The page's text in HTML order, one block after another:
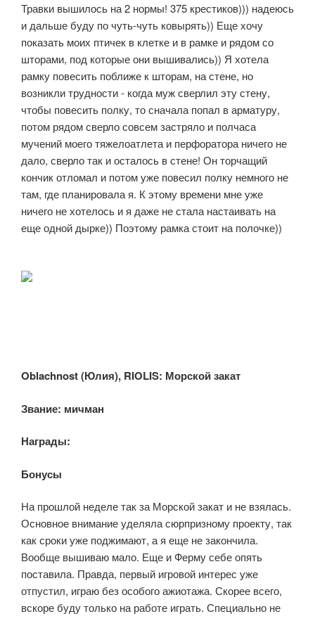
Травки вышилось на 2 нормы! 375 крестиков))) надеюсь
и дальше буду по чуть-чуть ковырять)) Еще хочу
показать моих птичек в клетке и в рамке и рядом со
шторами, под которые они вышивались)) Я хотела
рамку повесить поближе к шторам, на стене, но
возникли трудности - когда муж сверлил эту стену,
чтобы повесить полку, то сначала попал в арматуру,
потом рядом сверло совсем застряло и полчаса
мучений моего тяжелоатлета и перфоратора ничего не
дало, сверло так и осталось в стене! Он торчащий
кончик отломал и потом уже повесил полку немного не
там, где планировала я. К этому времени мне уже
ничего не хотелось и я даже не стала настаивать на
еще одной дырке)) Поэтому рамка стоит на полочке))
Oblachnost (Юлия), RIOLIS: Морской закат
Звание: мичман
Награды:
Бонусы:
На прошлой неделе так за Морской закат и не взялась.
Основное внимание уделяла сюрпризному проекту, так
как сроки уже поджимают, а я еще не закончила.
Вообще вышиваю мало. Еще и Ферму себе опять
поставила. Правда, первый игровой интерес уже
отпустил, играю без особого ажиотажа. Скорее всего,
вскоре буду только на работе играть. Специально не